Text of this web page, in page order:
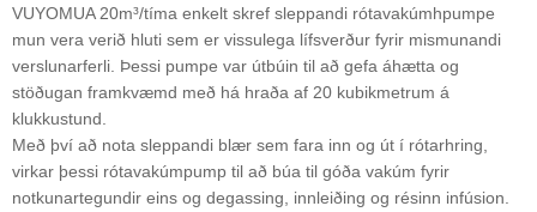
VUYOMUA 20m³/tíma enkelt skref sleppandi rótavakúmhpumpe
mun vera verið hluti sem er vissulega lífsverður fyrir mismunandi
verslunarferli. Þessi pumpe var útbúin til að gefa áhætta og
stöðugan framkvæmd með há hraða af 20 kubikmetrum á
klukkustund.
Með því að nota sleppandi blær sem fara inn og út í rótarhring,
virkar þessi rótavakúmpump til að búa til góða vakúm fyrir
notkunartegundir eins og degassing, innleiðing og résinn infúsion.